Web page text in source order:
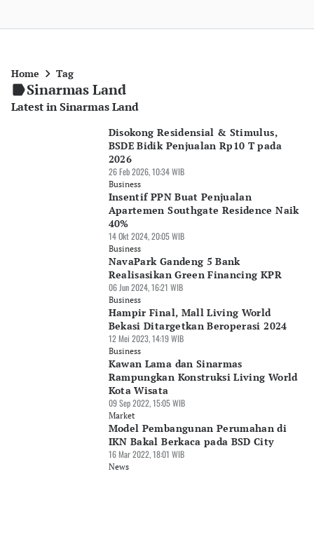
Home Tag
Sinarmas Land
Latest in Sinarmas Land
Disokong Residensial & Stimulus,
BSDE Bidik Penjualan Rp10 T pada
2026
26 Feb 2026, 10:34 WIB
Business
Insentif PPN Buat Penjualan
Apartemen Southgate Residence Naik
40%
14 Okt 2024, 20:05 WIB
Business
NavaPark Gandeng 5 Bank
Realisasikan Green Financing KPR
06 Jun 2024, 16:21 WIB
Business
Hampir Final, Mall Living World
Bekasi Ditargetkan Beroperasi 2024
12 Mei 2023, 14:19 WIB
Business
Kawan Lama dan Sinarmas
Rampungkan Konstruksi Living World
Kota Wisata
09 Sep 2022, 15:05 WIB
Market
Model Pembangunan Perumahan di
IKN Bakal Berkaca pada BSD City
16 Mar 2022, 18:01 WIB
News